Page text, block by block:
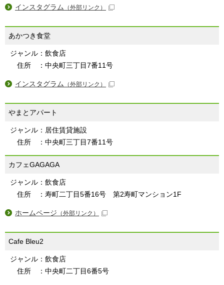
インスタグラム （外部リンク）
あかつき食堂
ジャンル：飲食店
住所 ：中央町三丁目7番11号
インスタグラム （外部リンク）
やまとアパート
ジャンル：居住賃貸施設
住所 ：中央町三丁目7番11号
カフェGAGAGA
ジャンル：飲食店
住所 ：寿町二丁目5番16号 第2寿町マンション1F
ホームページ （外部リンク）
Cafe Bleu2
ジャンル：飲食店
住所 ：中央町二丁目6番5号